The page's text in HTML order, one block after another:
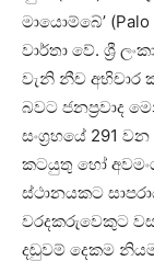
මායොම්බේ’
වාර්තා වේ. ශ්‍රී
වැනි නීච
බවට ජනප්‍රවාද
සංග්‍රහයේ 291
කටයුතු හෝ
ස්ථානයකට
වරදකරුවෙකුට
දඬුවම් දෙකම